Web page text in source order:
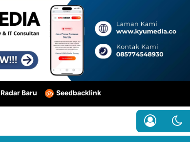
Radar Baru Seedbacklink